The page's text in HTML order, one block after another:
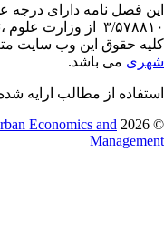
فصل نامه دارای درجه
وزارت علوم ،تحقیقات فناوری است .
حقوق این وب سایت
می باشد.
از مطالب ارایه شده
©
Economics and